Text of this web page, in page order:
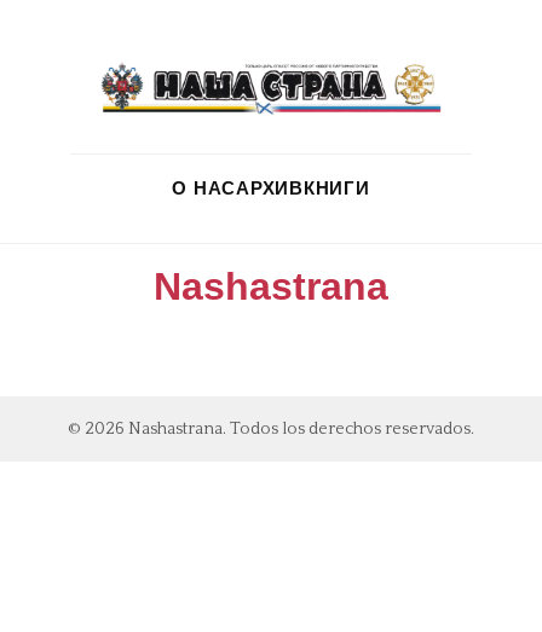
О НАСАРХИВКНИГИ
Nashastrana
© 2026 Nashastrana. Todos los derechos reservados.